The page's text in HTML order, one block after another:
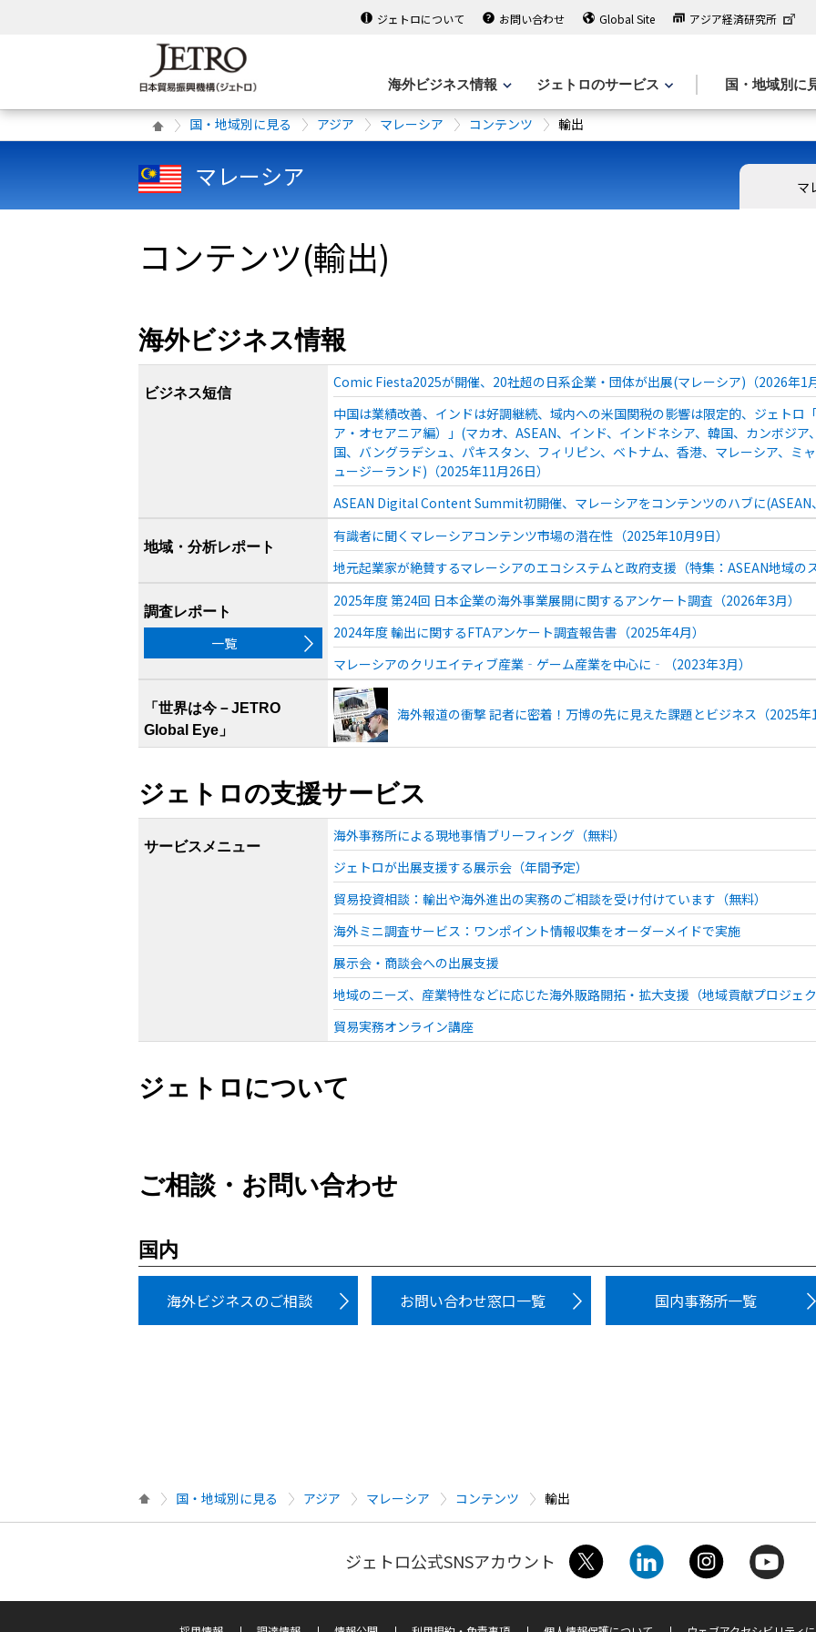
ジェトロについて お問い合わせ Global Site アジア経済研究所
海外ビジネス情報 ジェトロのサービス 国・地域別に
国・地域別に見る アジア マレーシア コンテンツ 輸出
マレーシア マ
コンテンツ(輸出)
海外ビジネス情報
ビジネス短信
Comic Fiesta2025が開催、20社超の日系企業・団体が出展(マレーシア)（2026年1
中国は業績改善、インドは好調継続、域内への米国関税の影響は限定的、ジェトロ
ア・オセアニア編）」(マカオ、ASEAN、インド、インドネシア、韓国、カンボジ
国、バングラデシュ、パキスタン、フィリピン、ベトナム、香港、マレーシア、ミ
ュージーランド)（2025年11月26日）
ASEAN Digital Content Summit初開催、マレーシアをコンテンツのハブに
地域・分析レポート
有識者に聞くマレーシアコンテンツ市場の潜在性（2025年10月9日）
地元起業家が絶賛するマレーシアのエコシステムと政府支援（特集：ASEAN地域
調査レポート
一覧
2025年度 第24回 日本企業の海外事業展開に関するアンケート調査（2026年3月）
2024年度 輸出に関するFTAアンケート調査報告書（2025年4月）
マレーシアのクリエイティブ産業‐ゲーム産業を中心に‐（2023年3月）
「世界は今－JETRO
Global Eye」
海外報道の衝撃 記者に密着！万博の先に見えた課題とビジネス（2025
ジェトロの支援サービス
サービスメニュー
海外事務所による現地事情ブリーフィング（無料）
ジェトロが出展支援する展示会（年間予定）
貿易投資相談：輸出や海外進出の実務のご相談を受け付けています（無料）
海外ミニ調査サービス：ワンポイント情報収集をオーダーメイドで実施
展示会・商談会への出展支援
地域のニーズ、産業特性などに応じた海外販路開拓・拡大支援（地域貢献プロジェ
貿易実務オンライン講座
ジェトロについて
ご相談・お問い合わせ
国内
海外ビジネスのご相談 お問い合わせ窓口一覧 国内事務所一覧
国・地域別に見る アジア マレーシア コンテンツ 輸出
ジェトロ公式SNSアカウント